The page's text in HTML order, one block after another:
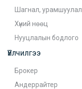
Шагнал, урамшуулал
Хүний нөөц
Нууцлалын бодлого
Үйлчилгээ
Брокер
Андеррайтер